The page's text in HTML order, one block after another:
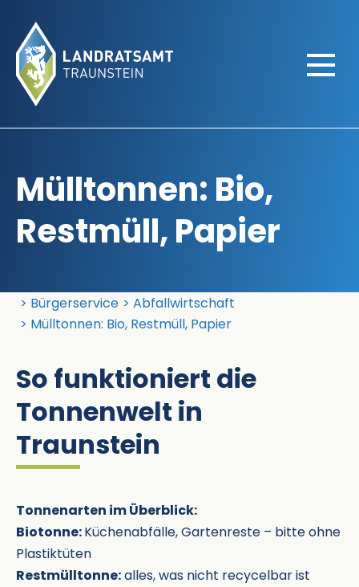
Mülltonnen: Bio,
Restmüll, Papier
Landratsamt Traunstein
Bürgerservice
Abfallwirtschaft
Mülltonnen: Bio, Restmüll, Papier
So funktioniert die
Tonnenwelt in
Traunstein
Tonnenarten im Überblick:
Biotonne:Küchenabfälle, Gartenreste – bitte ohne
Plastiktüten
Restmülltonne:alles, was nicht recycelbar ist